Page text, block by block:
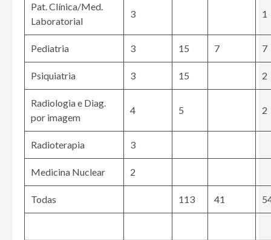
Pat. Clínica/Med.
Laboratorial
3 1
Pediatria 3 15 7 7
Psiquiatria 3 15 2
Radiologia e Diag.
por imagem
4 5 2
Radioterapia 3
Medicina Nuclear 2
Todas 113 41